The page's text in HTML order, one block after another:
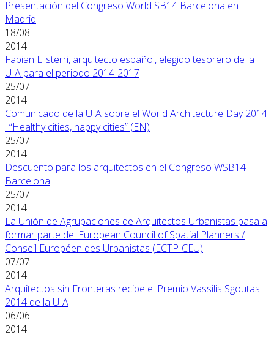
Presentación del Congreso World SB14 Barcelona en
Madrid
18/08
2014
Fabian Llisterri, arquitecto español, elegido tesorero de la
UIA para el periodo 2014-2017
25/07
2014
Comunicado de la UIA sobre el World Architecture Day 2014
: “Healthy cities, happy cities” (EN)
25/07
2014
Descuento para los arquitectos en el Congreso WSB14
Barcelona
25/07
2014
La Unión de Agrupaciones de Arquitectos Urbanistas pasa a
formar parte del European Council of Spatial Planners /
Conseil Européen des Urbanistas (ECTP-CEU)
07/07
2014
Arquitectos sin Fronteras recibe el Premio Vassilis Sgoutas
2014 de la UIA
06/06
2014